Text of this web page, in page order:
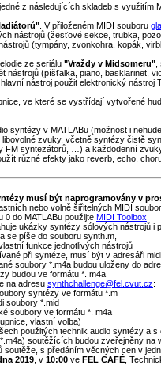
z následujících skladeb s využitím
. V přiloženém MIDI souboru
nástrojů (žesťové sekce, trubka,
(tympány, zvonkohra,kopák ,
ze seriálu"Vraždy vMidsomeru"
nástrojů (píšťalka, piano, basklarinet,
nástroj použit elektronický nástroj
ve které se vystřídají vytvořené
syntézy vMATLABu (možnost i
libovolné zvuky, včetně syntézy čistě
FM syntezátorů, …) a každodenní
různé efekty jakoreverb , echo,
musí být naprogramovány v
nebo volně šiřitelných MIDI
0 do MATLABu použijte MIDI Toolbox
ukázky syntézy sólových nástrojů i
se píše do souboru synth.m
funkce jednotlivých nástrojů
při syntéze, musí být v adresáři midi
soubory *.m4a budou uloženy do
budou ve formátu *. m4a
na adresu synthchallenge@fel.cvut.cz:
syntézy ve formátu *.m
soubory *. mid
soubory ve formátu *. m4a
vlastní volba)
použitých technik audio syntézy a s
soutěžících budou zveřejněny na
s předáním věcných cen v
2019 , v 10:00 ve FEL CAFÉ ,